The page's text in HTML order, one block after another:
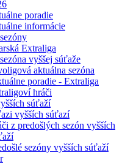
poradie
informácie
Extraliga
vyššej súťaže
aktuálna sezóna
poradie - Extraliga
hráči
súťaží
vyšších súťazí
z predošlých sezón vyšších
sezóny vyšších súťaží